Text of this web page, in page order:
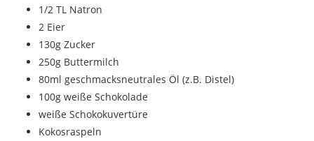
1/2 TL Natron
2 Eier
130g Zucker
250g Buttermilch
80ml geschmacksneutrales Öl (z.B. Distel)
100g weiße Schokolade
weiße Schokokuvertüre
Kokosraspeln